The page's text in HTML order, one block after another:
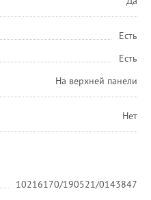
Есть
Есть
На верхней панели
Нет
10216170/190521/0143847